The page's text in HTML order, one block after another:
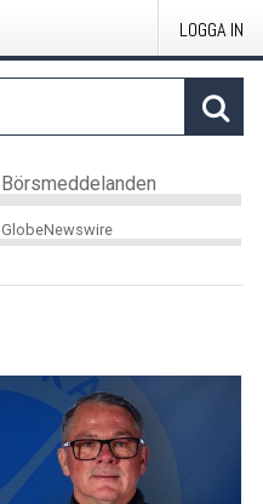
LOGGA IN
Börsmeddelanden
GlobeNewswire